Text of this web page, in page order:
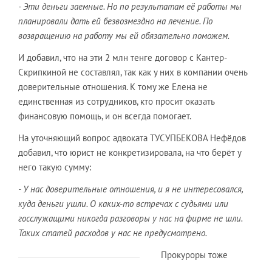
- Эти деньги заемные. Но по результатам её работы мы
планировали дать ей безвозмездно на лечение. По
возвращению на работу мы ей обязательно поможем.
И добавил, что на эти 2 млн тенге договор с Кантер-
Скрипкиной не составлял, так как у них в компании очень
доверительные отношения. К тому же Елена не
единственная из сотрудников, кто просит оказать
финансовую помощь, и он всегда помогает.
На уточняющий вопрос адвоката ТУСУПБЕКОВА Нефёдов
добавил, что юрист не конкретизировала, на что берёт у
него такую сумму:
- У нас доверительные отношения, и я не интересовался,
куда деньги ушли. О каких-то встречах с судьями или
госслужащими никогда разговоры у нас на фирме не шли.
Таких статей расходов у нас не предусмотрено.
Прокуроры тоже